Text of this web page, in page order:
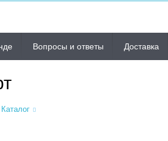
Вопросы и ответы Доставка
Каталог